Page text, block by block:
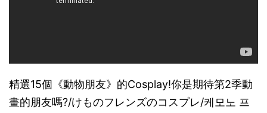
精選15個《動物朋友》的Cosplay!你是期待第2季動
畫的朋友嗎?/けものフレンズのコスプレ/케모노 프